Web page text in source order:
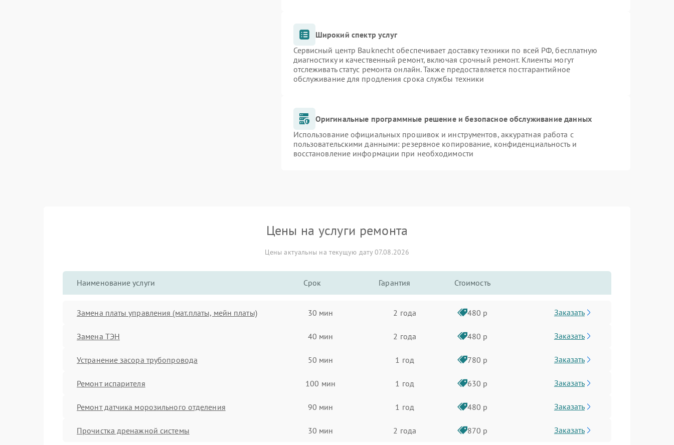
Широкий спектр услуг
Сервисный центр Bauknecht обеспечивает доставку техники по всей РФ, бесплатную
диагностику и качественный ремонт, включая срочный ремонт. Клиенты могут
отслеживать статус ремонта онлайн. Также предоставляется постгарантийное
обслуживание для продления срока службы техники
Оригинальные программные решение и безопасное обслуживание данных
Использование официальных прошивок и инструментов, аккуратная работа с
пользовательскими данными: резервное копирование, конфиденциальность и
восстановление информации при необходимости
Цены на услуги ремонта
Цены актуальны на текущую дату 07.08.2026
Наименование услуги Срок Гарантия Стоимость
Замена платы управления (мат.платы, мейн платы) 30 мин 2 года 480 р Заказать
Замена ТЭН 40 мин 2 года 480 р Заказать
Устранение засора трубопровода 50 мин 1 год 780 р Заказать
Ремонт испарителя 100 мин 1 год 630 р Заказать
Ремонт датчика морозильного отделения 90 мин 1 год 480 р Заказать
Прочистка дренажной системы 30 мин 2 года 870 р Заказать